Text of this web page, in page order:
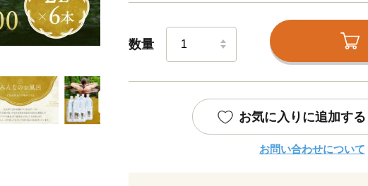
数量
お気に入りに追加する
お問い合わせについて